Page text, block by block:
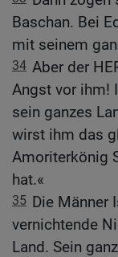
Baschan. Bei
mit seinem
34 Aber der
Angst vor ihm!
sein ganzes
wirst ihm das
Amoriterkönig
hat.«
35 Die Männer
vernichtende
Land. Sein